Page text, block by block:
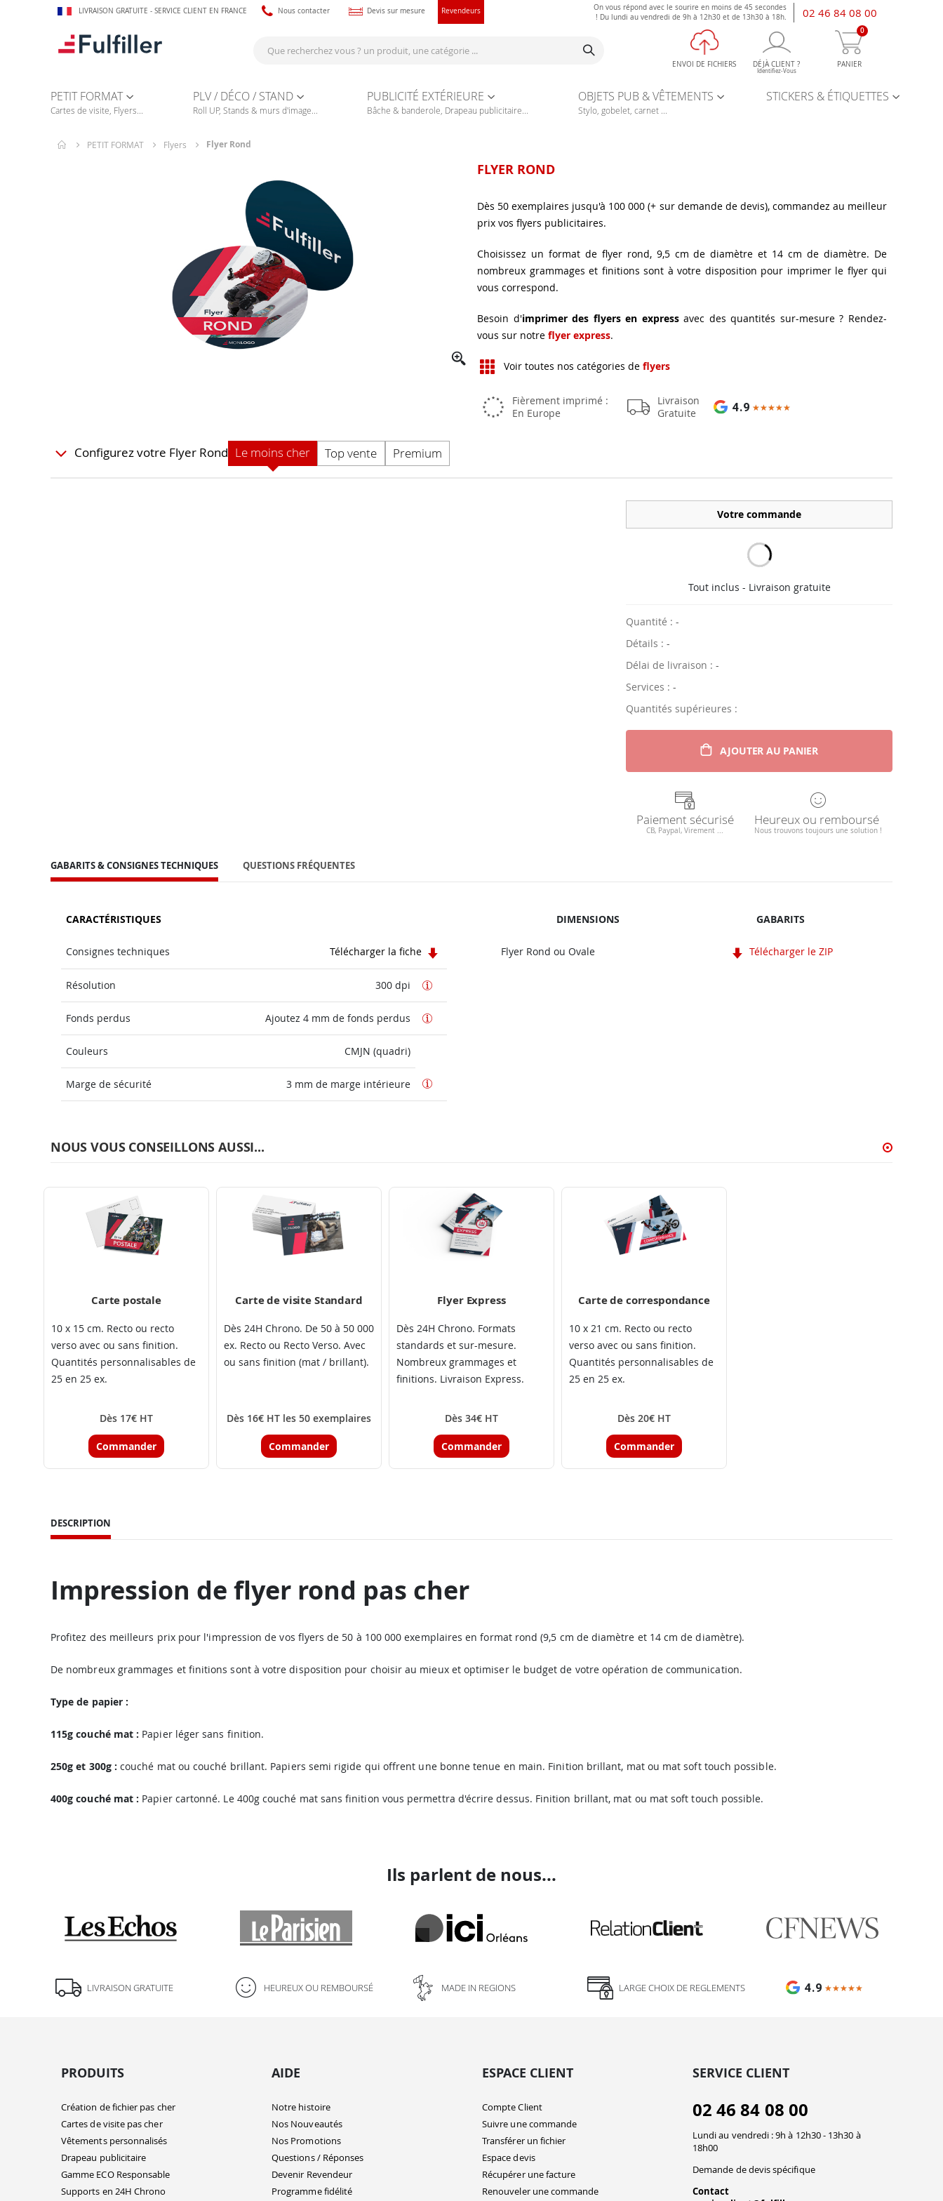
LIVRAISON GRATUITE - SERVICE CLIENT EN FRANCE Nous contacter Devis sur mesure Revendeurs
On vous répond avec le sourire en moins de 45 secondes
! Du lundi au vendredi de 9h à 12h30 et de 13h30 à 18h.
02 46 84 08 00
ENVOI DE FICHIERS DÉJÀ CLIENT ?
Identifiez-Vous
0
PANIER
PETIT FORMAT
Cartes de visite, Flyers...
PLV / DÉCO / STAND
Roll UP, Stands & murs d'image...
PUBLICITÉ EXTÉRIEURE
Bâche & banderole, Drapeau publicitaire...
OBJETS PUB & VÊTEMENTS
Stylo, gobelet, carnet ...
STICKERS & ÉTIQUETTES
PETIT FORMAT Flyers Flyer Rond
FLYER ROND
Dès 50 exemplaires jusqu'à 100 000 (+ sur demande de devis), commandez au meilleur
prix vos flyers publicitaires.
Choisissez un format de flyer rond, 9,5 cm de diamètre et 14 cm de diamètre. De
nombreux grammages et finitions sont à votre disposition pour imprimer le flyer qui
vous correspond.
Besoin d'imprimer des flyers en expressavec des quantités sur-mesure ? Rendez-
vous sur notre flyer express.
Voir toutes nos catégories deflyers
Fièrement imprimé :
En Europe
Livraison
Gratuite
4.9 ★★★★★
★★★★★
Configurez votre Flyer Rond Le moins cher Top vente Premium
Votre commande
Tout inclus - Livraison gratuite
Quantité : -
Détails : -
Délai de livraison : -
Services : -
Quantités supérieures :
AJOUTER AU PANIER
Paiement sécurisé
CB, Paypal, Virement ...
Heureux ou remboursé
Nous trouvons toujours une solution !
GABARITS & CONSIGNES TECHNIQUES
CARACTÉRISTIQUES
Consignes techniques Télécharger la fiche
Résolution 300 dpi
Fonds perdus Ajoutez 4 mm de fonds perdus
Couleurs CMJN (quadri)
Marge de sécurité 3 mm de marge intérieure
DIMENSIONS GABARITS
Flyer Rond ou Ovale Télécharger le ZIP
QUESTIONS FRÉQUENTES
NOUS VOUS CONSEILLONS AUSSI...
Carte postale
10 x 15 cm. Recto ou recto
verso avec ou sans finition.
Quantités personnalisables de
25 en 25 ex.
Dès 17€ HT
Commander
Carte de visite Standard
Dès 24H Chrono. De 50 à 50 000
ex. Recto ou Recto Verso. Avec
ou sans finition (mat / brillant).
Dès 16€ HT les 50 exemplaires
Commander
Flyer Express
Dès 24H Chrono. Formats
standards et sur-mesure.
Nombreux grammages et
finitions. Livraison Express.
Dès 34€ HT
Commander
Carte de correspondance
10 x 21 cm. Recto ou recto
verso avec ou sans finition.
Quantités personnalisables de
25 en 25 ex.
Dès 20€ HT
Commander
DESCRIPTION
Impression de flyer rond pas cher
Profitez des meilleurs prix pour l'impression de vos flyers de 50 à 100 000 exemplaires en format rond (9,5 cm de diamètre et 14 cm de diamètre).
De nombreux grammages et finitions sont à votre disposition pour choisir au mieux et optimiser le budget de votre opération de communication.
Type de papier :
115g couché mat : Papier léger sans finition.
250g et 300g :couché mat ou couché brillant. Papiers semi rigide qui offrent une bonne tenue en main. Finition brillant, mat ou mat soft touch possible.
400g couché mat : Papier cartonné. Le 400g couché mat sans finition vous permettra d'écrire dessus. Finition brillant, mat ou mat soft touch possible.
Ils parlent de nous...
LIVRAISON GRATUITE HEUREUX OU REMBOURSÉ MADE IN REGIONS LARGE CHOIX DE REGLEMENTS 4.9 ★★★★★
★★★★★
PRODUITS
Création de fichier pas cher
Cartes de visite pas cher
Vêtements personnalisés
Drapeau publicitaire
Gamme ECO Responsable
Supports en 24H Chrono
AIDE
Notre histoire
Nos Nouveautés
Nos Promotions
Questions / Réponses
Devenir Revendeur
Programme fidélité
ESPACE CLIENT
Compte Client
Suivre une commande
Transférer un fichier
Espace devis
Récupérer une facture
Renouveler une commande
SERVICE CLIENT
02 46 84 08 00
Lundi au vendredi : 9h à 12h30 - 13h30 à
18h00
Demande de devis spécifique
Contact
IA + équipe disponible 24/7